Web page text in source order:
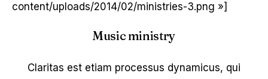
content/uploads/2014/02/ministries-3.png »]
Music ministry
Claritas est etiam processus dynamicus, qui